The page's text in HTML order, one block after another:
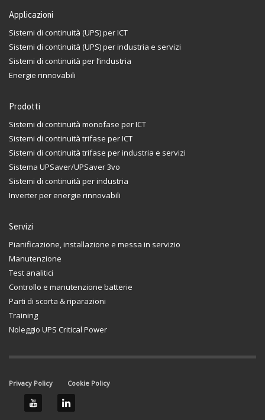
Applicazioni
Sistemi di continuità (UPS) per ICT
Sistemi di continuità (UPS) per industria e servizi
Sistemi di continuità per l’industria
Energie rinnovabili
Prodotti
Sistemi di continuità monofase per ICT
Sistemi di continuità trifase per ICT
Sistemi di continuità trifase per industria e servizi
Sistema UPSaver/UPSaver 3vo
Sistemi di continuità per industria
Inverter per energie rinnovabili
Servizi
Pianificazione, installazione e messa in servizio
Manutenzione
Test analitici
Controllo e manutenzione batterie
Parti di scorta & riparazioni
Training
Noleggio UPS Critical Power
Privacy Policy Cookie Policy